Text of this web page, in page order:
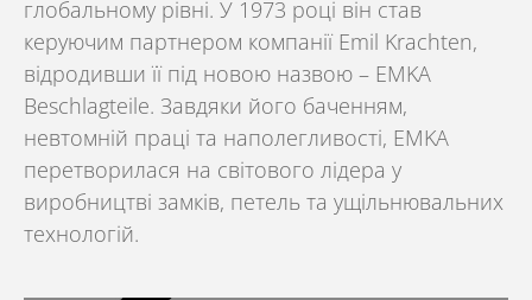
глобальному рівні. У 1973 році він став
керуючим партнером компанії Emil Krachten,
відродивши її під новою назвою – EMKA
Beschlagteile. Завдяки його баченням,
невтомній праці та наполегливості, EMKA
перетворилася на світового лідера у
виробництві замків, петель та ущільнювальних
технологій.